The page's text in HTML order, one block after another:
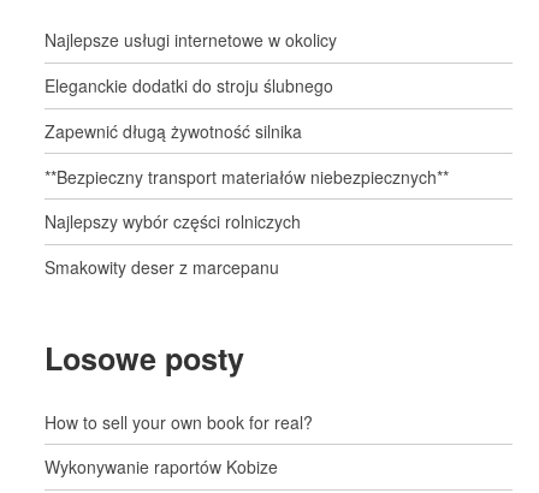
Najlepsze usługi internetowe w okolicy
Eleganckie dodatki do stroju ślubnego
Zapewnić długą żywotność silnika
**Bezpieczny transport materiałów niebezpiecznych**
Najlepszy wybór części rolniczych
Smakowity deser z marcepanu
Losowe posty
How to sell your own book for real?
Wykonywanie raportów Kobize